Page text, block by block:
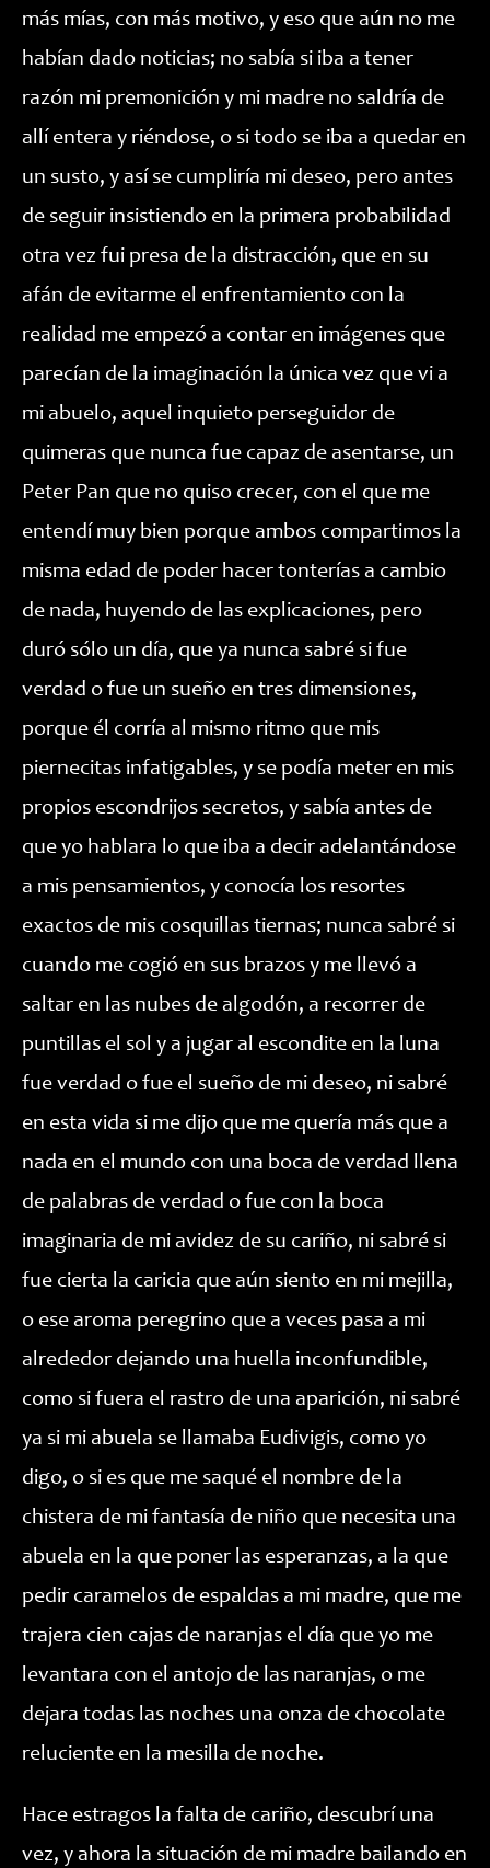
más mías, con más motivo, y eso que aún no me
habían dado noticias; no sabía si iba a tener
razón mi premonición y mi madre no saldría de
allí entera y riéndose, o si todo se iba a quedar en
un susto, y así se cumpliría mi deseo, pero antes
de seguir insistiendo en la primera probabilidad
otra vez fui presa de la distracción, que en su
afán de evitarme el enfrentamiento con la
realidad me empezó a contar en imágenes que
parecían de la imaginación la única vez que vi a
mi abuelo, aquel inquieto perseguidor de
quimeras que nunca fue capaz de asentarse, un
Peter Pan que no quiso crecer, con el que me
entendí muy bien porque ambos compartimos la
misma edad de poder hacer tonterías a cambio
de nada, huyendo de las explicaciones, pero
duró sólo un día, que ya nunca sabré si fue
verdad o fue un sueño en tres dimensiones,
porque él corría al mismo ritmo que mis
piernecitas infatigables, y se podía meter en mis
propios escondrijos secretos, y sabía antes de
que yo hablara lo que iba a decir adelantándose
a mis pensamientos, y conocía los resortes
exactos de mis cosquillas tiernas; nunca sabré si
cuando me cogió en sus brazos y me llevó a
saltar en las nubes de algodón, a recorrer de
puntillas el sol y a jugar al escondite en la luna
fue verdad o fue el sueño de mi deseo, ni sabré
en esta vida si me dijo que me quería más que a
nada en el mundo con una boca de verdad llena
de palabras de verdad o fue con la boca
imaginaria de mi avidez de su cariño, ni sabré si
fue cierta la caricia que aún siento en mi mejilla,
o ese aroma peregrino que a veces pasa a mi
alrededor dejando una huella inconfundible,
como si fuera el rastro de una aparición, ni sabré
ya si mi abuela se llamaba Eudivigis, como yo
digo, o si es que me saqué el nombre de la
chistera de mi fantasía de niño que necesita una
abuela en la que poner las esperanzas, a la que
pedir caramelos de espaldas a mi madre, que me
trajera cien cajas de naranjas el día que yo me
levantara con el antojo de las naranjas, o me
dejara todas las noches una onza de chocolate
reluciente en la mesilla de noche.
Hace estragos la falta de cariño, descubrí una
vez, y ahora la situación de mi madre bailando en